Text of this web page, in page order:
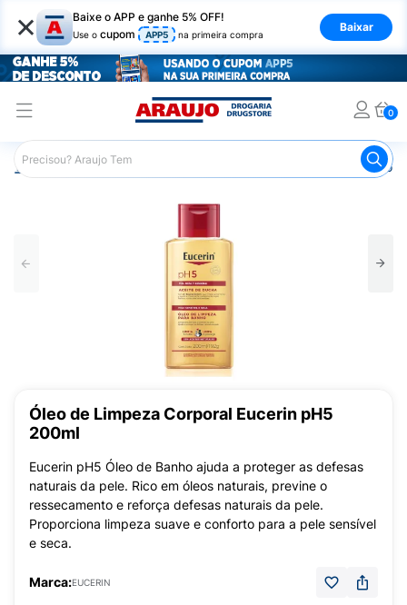
× Baixe o APP e ganhe 5% OFF!
Use o cupom APP5 na primeira compra
Baixar
0
Araujo Dermocosméticos Dermocosméticos para o
Óleo de Limpeza Corporal Eucerin pH5
200ml
Eucerin pH5 Óleo de Banho ajuda a proteger as defesas
naturais da pele. Rico em óleos naturais, previne o
ressecamento e reforça defesas naturais da pele.
Proporciona limpeza suave e conforto para a pele sensível
e seca.
Marca:EUCERIN